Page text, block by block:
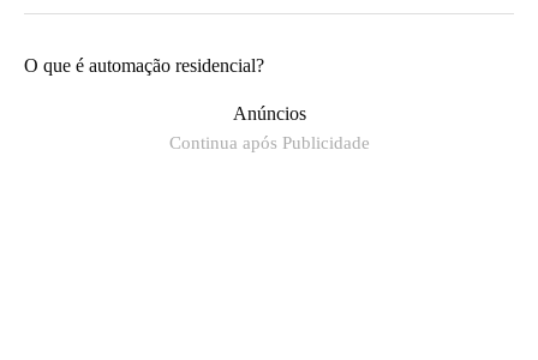
O que é automação residencial?
Anúncios
Continua após Publicidade